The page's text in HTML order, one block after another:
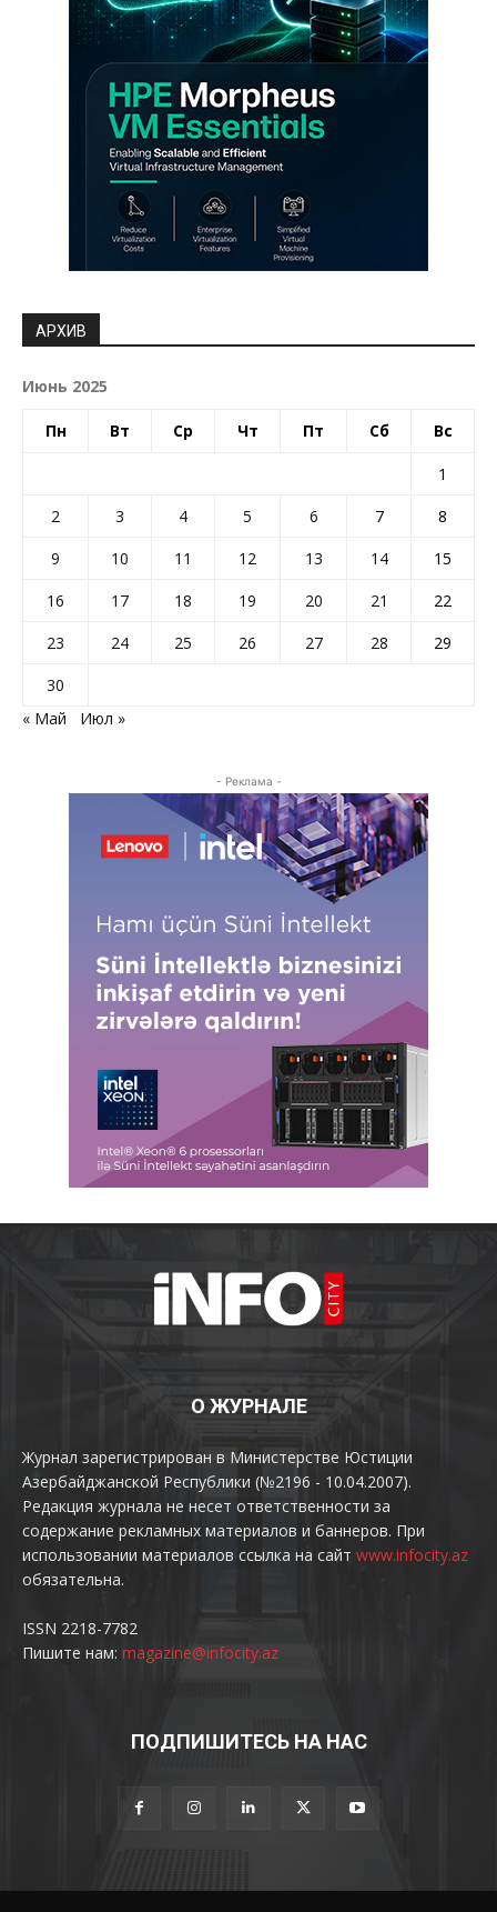
АРХИВ
Июнь 2025
Пн Вт Ср Чт Пт Сб Вс
1
2
3 4 5 6 7
8
9
10 11 12 13 14
15
16
17 18 19 20 21
22
23
24 25 26 27 28
29
30
« Май
Июл »
- Реклама -
О ЖУРНАЛЕ
Журнал зарегистрирован в Министерстве Юстиции
Азербайджанской Республики (№2196 - 10.04.2007).
Редакция журнала не несет ответственности за
содержание рекламных материалов и баннеров. При
использовании материалов ссылка на сайт www.infocity.az
обязательна.
ISSN 2218-7782
Пишите нам: magazine@infocity.az
ПОДПИШИТЕСЬ НА НАС